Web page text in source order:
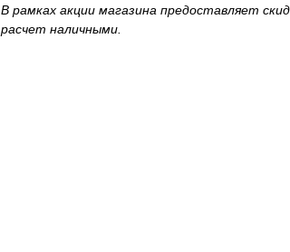
В рамках акции магазина предоставляет
расчет наличными.